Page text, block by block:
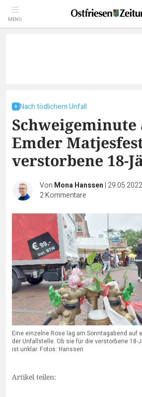
MENÜ
Nach tödlichem Unfall
Schweigeminute
Emder
verstorbene 18-
Von Mona Hanssen |
2Kommentare
Eine einzelne Rose lag am Sonntagabend auf
der Unfallstelle. Ob sie für die verstorbene 18-
ist unklar. Fotos: Hanssen
Artikel teilen: